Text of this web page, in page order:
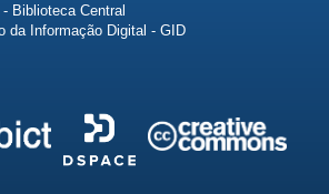
Biblioteca Central
da Informação Digital - GID